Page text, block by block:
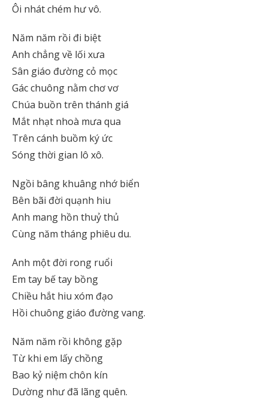
Ôi nhát chém hư vô.
Năm năm rồi đi biệt
Anh chẳng về lối xưa
Sân giáo đường cỏ mọc
Gác chuông nằm chơ vơ
Chúa buồn trên thánh giá
Mắt nhạt nhoà mưa qua
Trên cánh buồm ký ức
Sóng thời gian lô xô.
Ngồi bâng khuâng nhớ biển
Bên bãi đời quạnh hiu
Anh mang hồn thuỷ thủ
Cùng năm tháng phiêu du.
Anh một đời rong ruổi
Em tay bế tay bồng
Chiều hắt hiu xóm đạo
Hồi chuông giáo đường vang.
Năm năm rồi không gặp
Từ khi em lấy chồng
Bao kỷ niệm chôn kín
Dường như đã lãng quên.